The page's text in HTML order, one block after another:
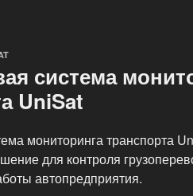
система
UniSat
мониторинга транспорта
для контроля
автопредприятия.